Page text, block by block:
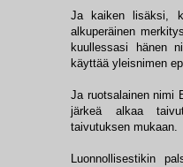
Ja kaiken lisäksi,
alkuperäinen
kuullessasi hänen
käyttää yleisnimen
Ja ruotsalainen nimi
järkeä alkaa
taivutuksen mukaan.
Luonnollisestikin